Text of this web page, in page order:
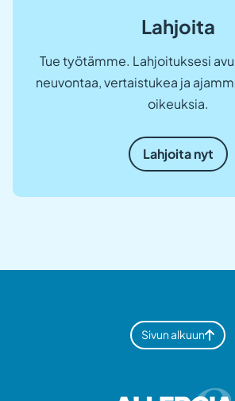
Lahjoita
Tue työtämme. Lahjoituksesi
neuvontaa, vertaistukea ja
oikeuksia.
Lahjoita nyt
Sivun alkuun